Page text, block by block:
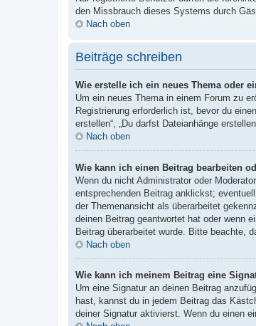
den Missbrauch dieses Systems durch
Nach oben
Beiträge schreiben
Wie erstelle ich ein neues Thema oder
Um ein neues Thema in einem Forum zu
Registrierung erforderlich ist, bevor du
erstellen“, „Du darfst Dateianhänge
Nach oben
Wie kann ich einen Beitrag bearbeiten
Wenn du nicht Administrator oder
entsprechenden Beitrag anklickst;
der Themenansicht als überarbeitet
deinen Beitrag geantwortet hat oder wenn
Beitrag überarbeitet wurde. Bitte beachte,
Nach oben
Wie kann ich meinem Beitrag eine
Um eine Signatur an deinen Beitrag
hast, kannst du in jedem Beitrag das
deiner Signatur aktivierst. Wenn du einen